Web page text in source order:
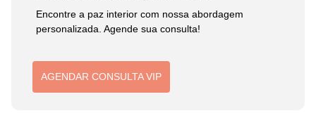
Encontre a paz interior com nossa abordagem
personalizada. Agende sua consulta!
AGENDAR CONSULTA VIP